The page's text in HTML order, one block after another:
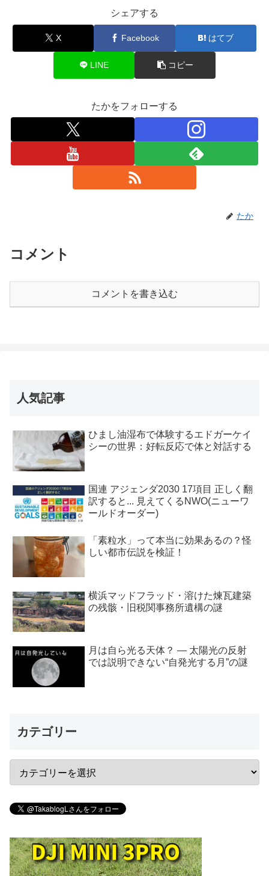
シェアする
X Facebook はてブ
LINE コピー
たかをフォローする
たか
コメント
コメントを書き込む
人気記事
ひまし油湿布で体験するエドガーケイ
シーの世界：好転反応で体と対話する
国連 アジェンダ2030 17項目 正しく翻
訳すると... 見えてくるNWO(ニューワ
ールドオーダー)
「素粒水」って本当に効果あるの？怪
しい都市伝説を検証！
横浜マッドフラッド・溶けた煉瓦建築
の残骸・旧税関事務所遺構の謎
月は自ら光る天体？ ― 太陽光の反射
では説明できない“自発光する月”の謎
カテゴリー